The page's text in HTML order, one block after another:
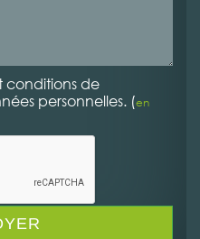
conditions de
personnelles. (en